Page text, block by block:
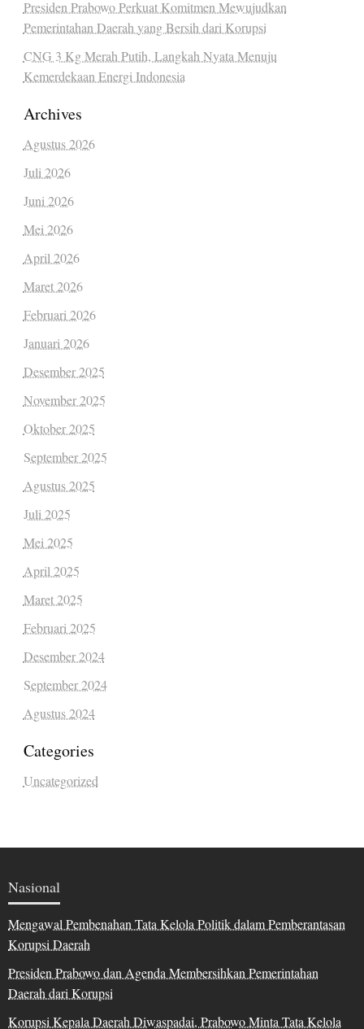
Presiden Prabowo Perkuat Komitmen Mewujudkan
Pemerintahan Daerah yang Bersih dari Korupsi
CNG 3 Kg Merah Putih, Langkah Nyata Menuju
Kemerdekaan Energi Indonesia
Archives
Agustus 2026
Juli 2026
Juni 2026
Mei 2026
April 2026
Maret 2026
Februari 2026
Januari 2026
Desember 2025
November 2025
Oktober 2025
September 2025
Agustus 2025
Juli 2025
Mei 2025
April 2025
Maret 2025
Februari 2025
Desember 2024
September 2024
Agustus 2024
Categories
Uncategorized
Nasional
Mengawal Pembenahan Tata Kelola Politik dalam Pemberantasan
Korupsi Daerah
Presiden Prabowo dan Agenda Membersihkan Pemerintahan
Daerah dari Korupsi
Korupsi Kepala Daerah Diwaspadai, Prabowo Minta Tata Kelola